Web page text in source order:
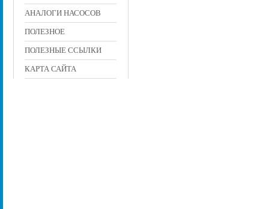
АНАЛОГИ НАСОСОВ
ПОЛЕЗНОЕ
ПОЛЕЗНЫЕ ССЫЛКИ
КАРТА САЙТА